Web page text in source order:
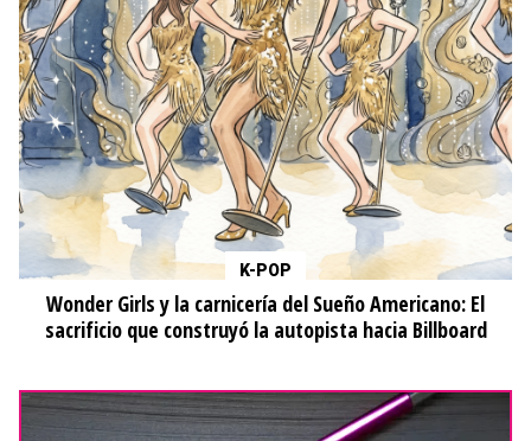
K-POP
Wonder Girls y la carnicería del Sueño Americano: El
sacrificio que construyó la autopista hacia Billboard